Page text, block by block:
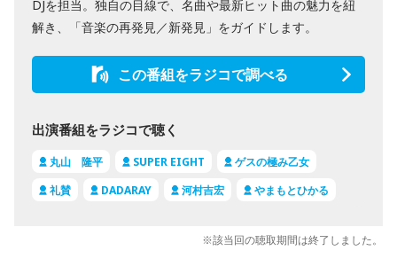
DJを担当。独自の目線で、名曲や最新ヒット曲の魅力を紐
解き、「音楽の再発見／新発見」をガイドします。
この番組をラジコで調べる
出演番組をラジコで聴く
丸山 隆平 SUPER EIGHT
ゲスの極み乙女
礼賛
DADARAY 河村吉宏 やまもとひかる
※該当回の聴取期間は終了しました。